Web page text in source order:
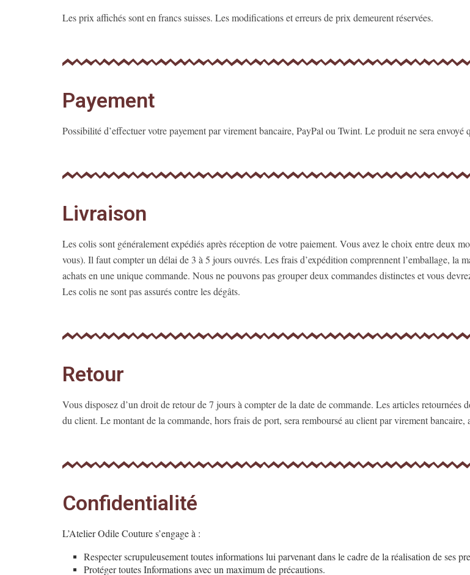
Les prix affichés sont en francs suisses. Les modifications et erreurs de prix demeurent réservées.
Payement
Possibilité d’effectuer votre payement par virement bancaire, PayPal ou Twint. Le produit ne sera envoyé
Livraison
Les colis sont généralement expédiés après réception de votre paiement. Vous avez le choix entre deux
vous). Il faut compter un délai de 3 à 5 jours ouvrés. Les frais d’expédition comprennent l’emballage, la
achats en une unique commande. Nous ne pouvons pas grouper deux commandes distinctes et vous
Les colis ne sont pas assurés contre les dégâts.
Retour
Vous disposez d’un droit de retour de 7 jours à compter de la date de commande. Les articles
du client. Le montant de la commande, hors frais de port, sera remboursé au client par virement bancaire,
Confidentialité
L’Atelier Odile Couture s’engage à :
Respecter scrupuleusement toutes informations lui parvenant dans le cadre de la réalisation de ses
Protéger toutes Informations avec un maximum de précautions.